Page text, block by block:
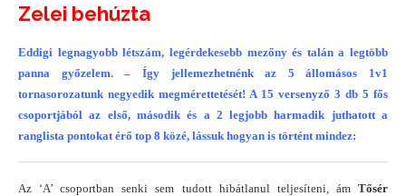
Zelei behúzta
Eddigi legnagyobb létszám, legérdekesebb mezőny és talán a legtöbb
panna győzelem. – Így jellemezhetnénk az 5 állomásos 1v1
tornasorozatunk negyedik megmérettetését! A 15 versenyző 3 db 5 fős
csoportjából az első, második és a 2 legjobb harmadik juthatott a
ranglista pontokat érő top 8 közé, lássuk hogyan is történt mindez:
Az ‘A’ csoportban senki sem tudott hibátlanul teljesíteni, ám Tősér